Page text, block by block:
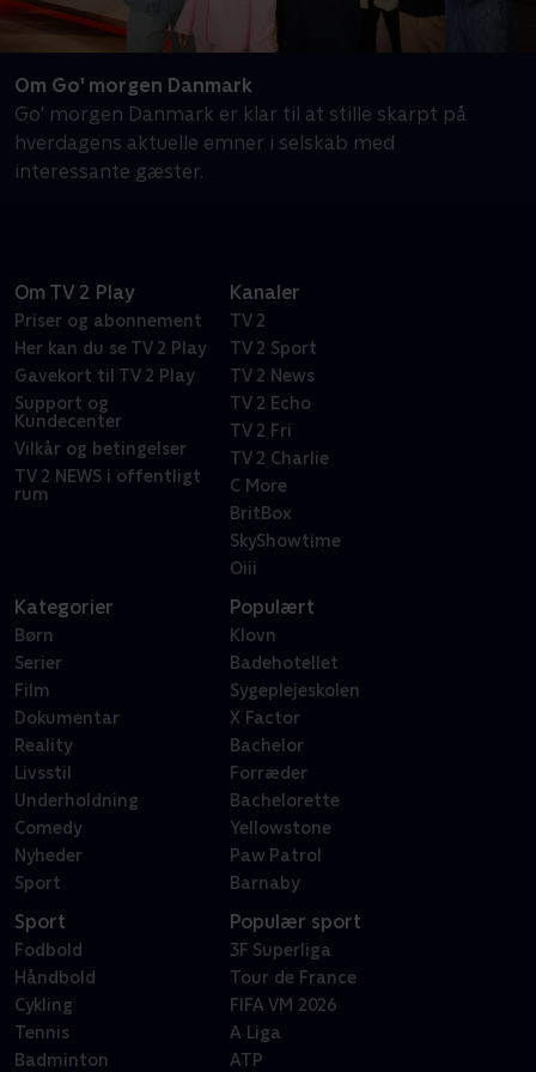
Om Go' morgen Danmark
Go' morgen Danmark er klar til at stille skarpt på
hverdagens aktuelle emner i selskab med
interessante gæster.
Om TV 2 Play
Priser og abonnement
Her kan du se TV 2 Play
Gavekort til TV 2 Play
Support og
Kundecenter
Vilkår og betingelser
TV 2 NEWS i offentligt
rum
Kanaler
TV 2
TV 2 Sport
TV 2 News
TV 2 Echo
TV 2 Fri
TV 2 Charlie
C More
BritBox
SkyShowtime
Oiii
Kategorier
Børn
Serier
Film
Dokumentar
Reality
Livsstil
Underholdning
Comedy
Nyheder
Sport
Populært
Klovn
Badehotellet
Sygeplejeskolen
X Factor
Bachelor
Forræder
Bachelorette
Yellowstone
Paw Patrol
Barnaby
Sport
Fodbold
Håndbold
Cykling
Tennis
Badminton
Populær sport
3F Superliga
Tour de France
FIFA VM 2026
A Liga
ATP